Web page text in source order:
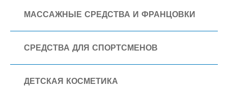
МАССАЖНЫЕ СРЕДСТВА И ФРАНЦОВКИ
СРЕДСТВА ДЛЯ СПОРТСМЕНОВ
ДЕТСКАЯ КОСМЕТИКА